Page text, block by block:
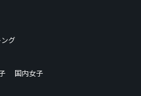
グ
国内女子